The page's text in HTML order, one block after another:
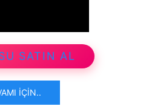
SATIN AL
İÇIN..